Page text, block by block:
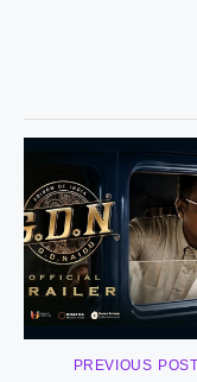
PREVIOUS POST